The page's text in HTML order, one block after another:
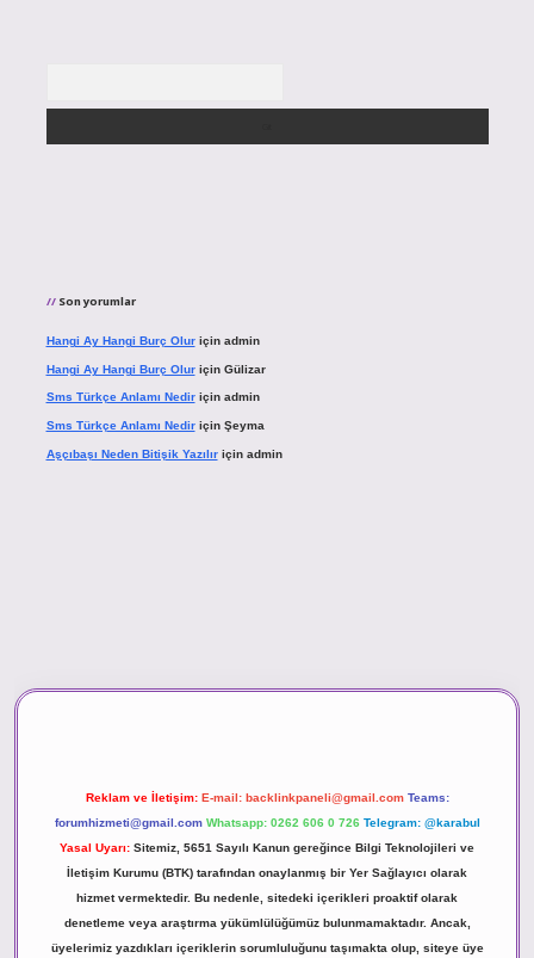
Son yorumlar
Hangi Ay Hangi Burç Oluriçin admin
Hangi Ay Hangi Burç Oluriçin Gülizar
Sms Türkçe Anlamı Nediriçin admin
Sms Türkçe Anlamı Nediriçin Şeyma
Aşçıbaşı Neden Bitişik Yazılıriçin admin
Reklam ve İletişim: E-mail: backlinkpaneli@gmail.com Teams:
forumhizmeti@gmail.com Whatsapp: 0262 606 0 726 Telegram: @karabul
Yasal Uyarı: Sitemiz, 5651 Sayılı Kanun gereğince Bilgi Teknolojileri ve
İletişim Kurumu (BTK) tarafından onaylanmış bir Yer Sağlayıcı olarak
hizmet vermektedir. Bu nedenle, sitedeki içerikleri proaktif olarak
denetleme veya araştırma yükümlülüğümüz bulunmamaktadır. Ancak,
üyelerimiz yazdıkları içeriklerin sorumluluğunu taşımakta olup, siteye üye